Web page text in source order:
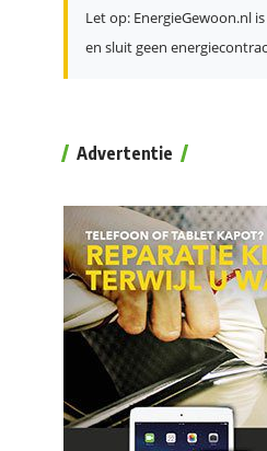
Let op: EnergieGewoon.nl
en sluit geen
Advertentie